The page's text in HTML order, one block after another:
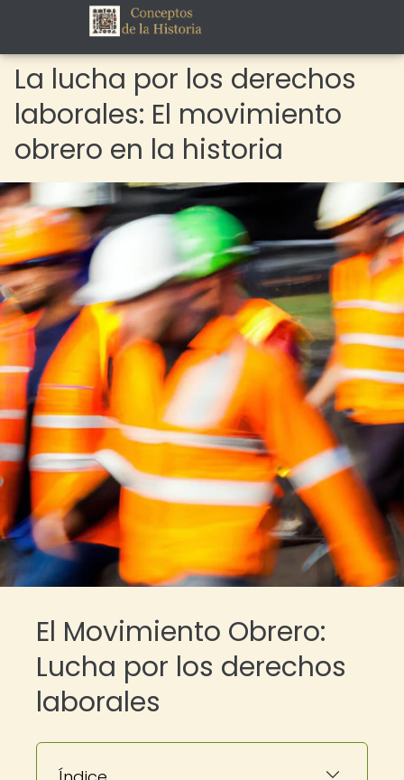
La lucha por los derechos
laborales: El movimiento
obrero en la historia
El Movimiento Obrero:
Lucha por los derechos
laborales